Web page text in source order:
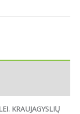
KRAUJAGYSLIŲ